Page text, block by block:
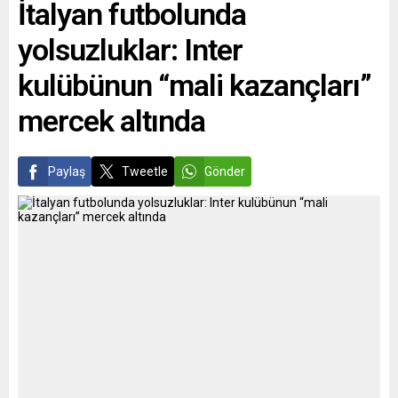
İtalyan futbolunda
yolsuzluklar: Inter
kulübünun “mali kazançları”
mercek altında
Paylaş Tweetle Gönder